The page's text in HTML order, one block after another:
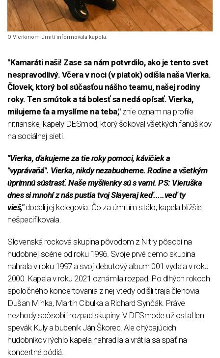
O Vierkinom úmrtí informovala kapela.
"Kamaráti naši! Zase sa nám potvrdilo, ako je tento svet
nespravodlivý. Včera v noci (v piatok) odišla naša Vierka.
Človek, ktorý bol súčasťou nášho teamu, našej rodiny
roky. Ten smútok a tá bolesť sa nedá opísať. Vierka,
milujeme ťa a myslíme na teba," znie oznam na profile
nitrianskej kapely DESmod, ktorý šokoval všetkých fanúšikov
na sociálnej sieti.
"Vierka, ďakujeme za tie roky pomoci, kávičiek a
"vyprávaňá". Vierka, nikdy nezabudneme. Rodine a všetkým
úprimnú sústrasť. Naše myšlienky sú s vami. PS: Vieruška
dnes si mnohí z nás pustia tvoj Slayeraj keď.....veď ty
vieš,"dodali jej kolegovia. Čo za úmrtím stálo, kapela bližšie
nešpecifikovala.
Slovenská rocková skupina pôvodom z Nitry pôsobí na
hudobnej scéne od roku 1996. Svoje prvé demo skupina
nahrala v roku 1997 a svoj debutový album 001 vydala v roku
2000. Kapela v roku 2021 oznámila rozpad. Po dlhých rokoch
spoločného koncertovania z nej vtedy odišli traja členovia
Dušan Minka, Martin Cibulka a Richard Synčák. Práve
nezhody spôsobili rozpad skupiny. V DESmode už ostal len
spevák Kuly a bubeník Ján Škorec. Ale chýbajúcich
hudobníkov rýchlo kapela nahradila a vrátila sa späť na
koncertné pódiá.